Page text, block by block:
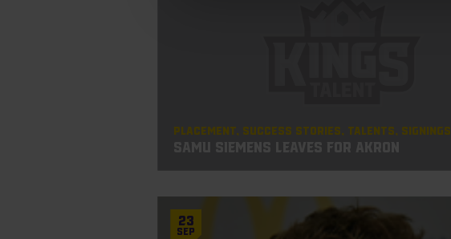
Placement Success Stories Talents Signings
23
Sep